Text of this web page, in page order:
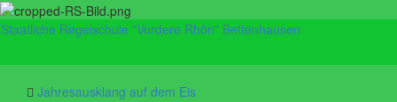
Staatliche Regelschule "Vordere Rhön" Bettenhausen
Jahresausklang auf dem Eis